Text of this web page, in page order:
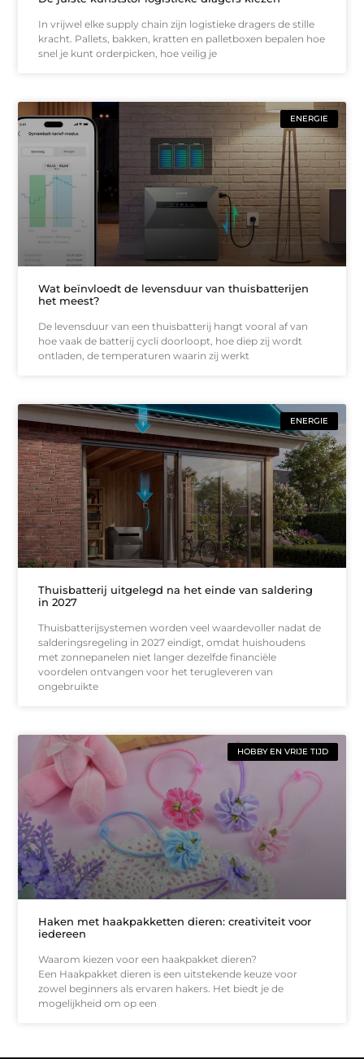
In vrijwel elke supply chain zijn logistieke dragers de stille
kracht. Pallets, bakken, kratten en palletboxen bepalen hoe
snel je kunt orderpicken, hoe veilig je
ENERGIE
Wat beïnvloedt de levensduur van thuisbatterijen
het meest?
De levensduur van een thuisbatterij hangt vooral af van
hoe vaak de batterij cycli doorloopt, hoe diep zij wordt
ontladen, de temperaturen waarin zij werkt
ENERGIE
Thuisbatterij uitgelegd na het einde van saldering
in 2027
Thuisbatterijsystemen worden veel waardevoller nadat de
salderingsregeling in 2027 eindigt, omdat huishoudens
met zonnepanelen niet langer dezelfde financiële
voordelen ontvangen voor het terugleveren van
ongebruikte
HOBBY EN VRIJE TIJD
Haken met haakpakketten dieren: creativiteit voor
iedereen
Waarom kiezen voor een haakpakket dieren?
Een Haakpakket dieren is een uitstekende keuze voor
zowel beginners als ervaren hakers. Het biedt je de
mogelijkheid om op een